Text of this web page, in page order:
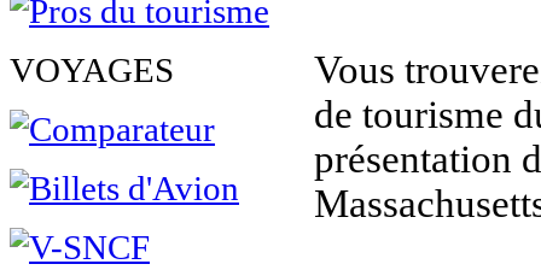
VOYAGES
Vous
de tourisme
présentation